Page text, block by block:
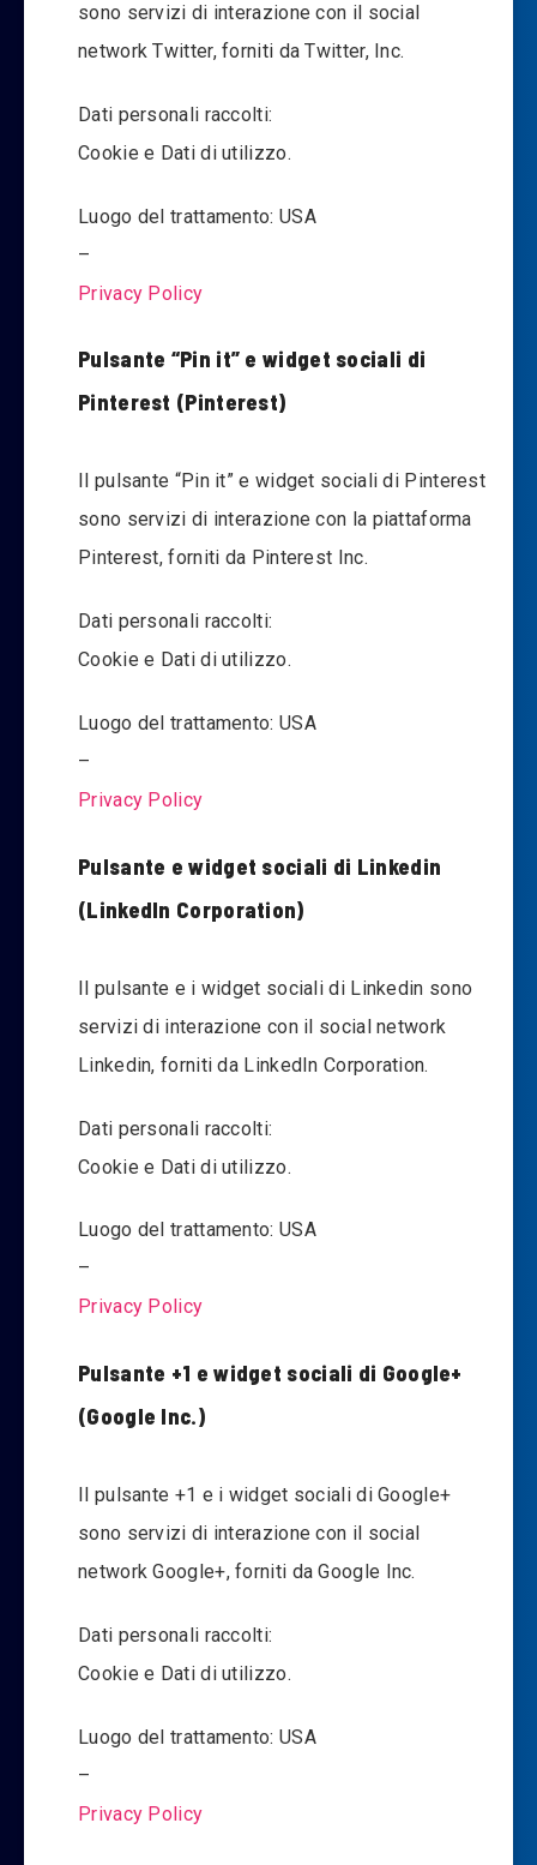
sono servizi di interazione con il social
network Twitter, forniti da Twitter, Inc.
Dati personali raccolti:
Cookie e Dati di utilizzo.
Luogo del trattamento: USA
–
Privacy Policy
Pulsante “Pin it” e widget sociali di
Pinterest (Pinterest)
Il pulsante “Pin it” e widget sociali di Pinterest
sono servizi di interazione con la piattaforma
Pinterest, forniti da Pinterest Inc.
Dati personali raccolti:
Cookie e Dati di utilizzo.
Luogo del trattamento: USA
–
Privacy Policy
Pulsante e widget sociali di Linkedin
(LinkedIn Corporation)
Il pulsante e i widget sociali di Linkedin sono
servizi di interazione con il social network
Linkedin, forniti da LinkedIn Corporation.
Dati personali raccolti:
Cookie e Dati di utilizzo.
Luogo del trattamento: USA
–
Privacy Policy
Pulsante +1 e widget sociali di Google+
(Google Inc.)
Il pulsante +1 e i widget sociali di Google+
sono servizi di interazione con il social
network Google+, forniti da Google Inc.
Dati personali raccolti:
Cookie e Dati di utilizzo.
Luogo del trattamento: USA
–
Privacy Policy